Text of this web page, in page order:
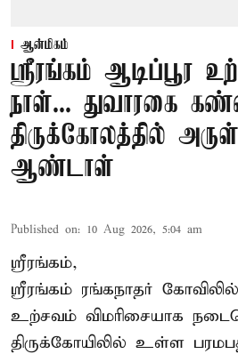
ஆன்மிகம்
ஸ்ரீரங்கம் ஆடிப்பூர
நாள்... துவாரகை
திருக்கோலத்தில்
ஆண்டாள்
Published on: 10 Aug 2026, 5:04 am
ஸ்ரீரங்கம்,
ஸ்ரீரங்கம் ரங்கநாதர் கோவிலில்
உற்சவம் விமரிசையாக
திருக்கோயிலில் உள்ள